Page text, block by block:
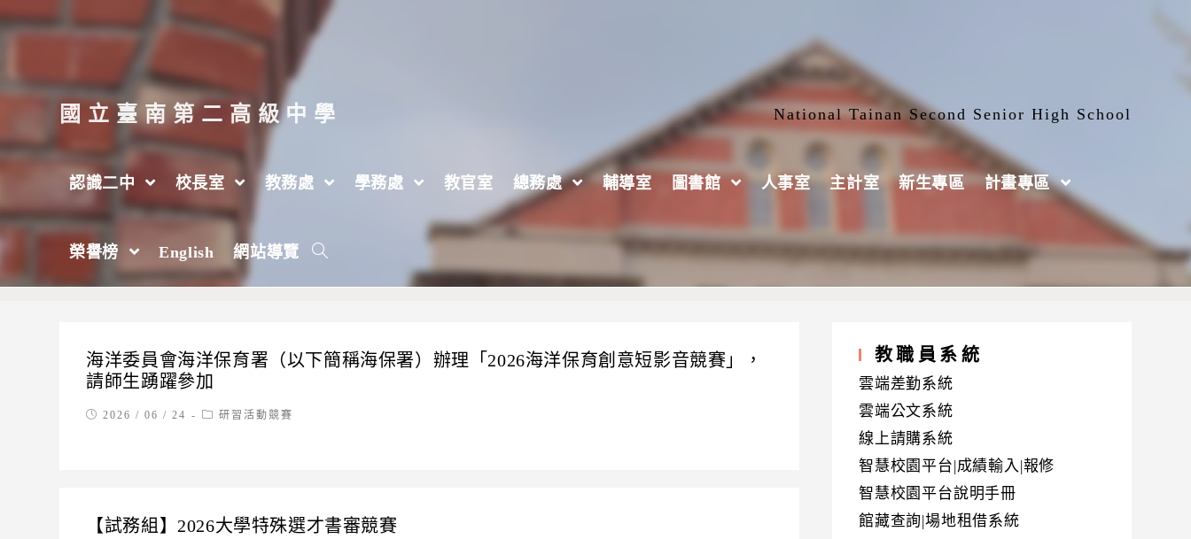
跳
至
要
內
容
國立臺南第二高級中學 National Tainan Second Senior High School
認識二中 校長室 教務處 學務處 教官室 總務處 輔導室 圖書館 人事室 主計室 新生專區 計畫專區
榮譽榜 English 網站導覽
每月彙整: 2026 年 6 月
2026 年 > 6 月 > 第 4 頁
海洋委員會海洋保育署（以下簡稱海保署）辦理「2026海洋保育創意短影音競賽」，
請師生踴躍參加
Post2026 / 06 / 24
Post研習活動競賽
【試務組】2026大學特殊選才書審競賽
教職員系統
雲端差勤系統
雲端公文系統
線上請購系統
智慧校園平台|成績輸入|報修
智慧校園平台說明手冊
館藏查詢|場地租借系統